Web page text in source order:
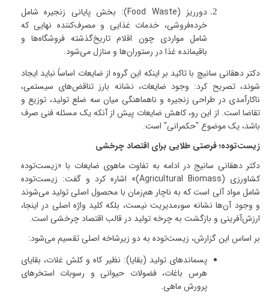
دورریز(Food Waste):
بخش پایانی زنجیره شامل
خرده‌فروشی، خدمات غذایی و مصرف‌کننده نهایی که
شامل مواردی چون اقلام تاریخ‌گذشته فروشگاه‌ها و
باقیمانده غذا در رستوران‌ها و منازل می‌شود.
دکتر دهقانی سانیچ با تاکید بر اینکه این گروه از ضایعات اساساً نباید ایجاد
شوند، تصریح کرد: وجود ضایعات، نشانه بارز تناقض‌های سیستمی،
ناکارآمدی در طراحی زنجیره و ناهماهنگی میان سه ضلع تولید، توزیع و
تقاضا است. از این رو، کاهش ضایعات پیش از آنکه یک مسئله فنی صرف
باشد، یک موضوع "حکمرانی" است.
زیست‌توده؛ فرصتی طلایی برای اقتصاد چرخشی
دکتر دهقانی سانیج در ادامه به تفاوت ماهوی ضایعات با «زیست‌توده
کشاورزی (Agricultural Biomass)
» اشاره کرد و گفت: زیست‌توده
شامل مواد آلی است که به ناچار هم‌زمان با محصول اصلی تولید می‌شوند
و وجود آن‌ها نشانه سوءمدیریت نیست، بلکه کلید واژه اصلی در اینجا،
ارزش‌آفرینی و بازگشت به چرخه تولید در قالب اقتصاد چرخشی است.
بر اساس این گزارش، زیست‌توده به دو زیرشاخه اصلی تقسیم می‌شود:
پسماندهای تولید (بقایا): نظیر کاه و کلش غلات، بقایای
هرس باغات، فضولات حیوانی و رسوبات استخرهای
پرورش ماهی.